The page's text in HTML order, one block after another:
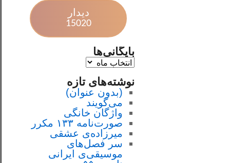
دیدار
15020
بایگانی‌ها
نوشته‌های تازه
(بدون عنوان)
می‌گویند
واژگان خانگی
صورت‌نامه ۱۳۳ مکرر
میرزاده‌ی عشقی
سر فصل‌هاى
موسيقى‌ی ايرانى